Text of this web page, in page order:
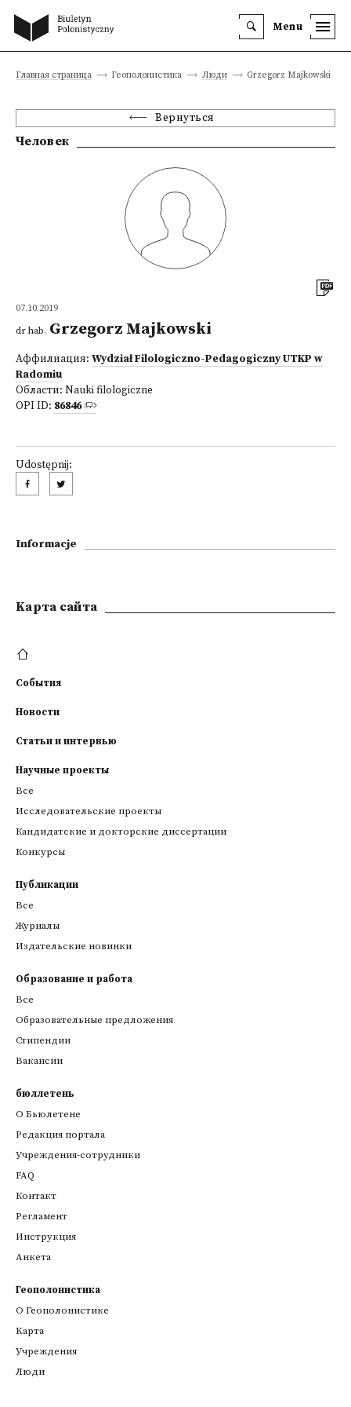
Menu
Главная страница Геополонистика Люди Grzegorz Majkowski
Вернуться
Человек
07.10.2019
dr hab. Grzegorz Majkowski
Аффилиация: Wydział Filologiczno-Pedagogiczny UTKP w
Radomiu
Области: Nauki filologiczne
OPI ID: 86846
Udostępnij:
Informacje
Kарта сайта
События
Новости
Статьи и интервью
Научные проекты
Все
Исследовательские проекты
Кандидатские и докторские диссертации
Конкурсы
Публикации
Все
Журналы
Издательские новинки
Образование и работа
Все
Образовательные предложения
Стипендии
Вакансии
бюллетень
О Бьюлетене
Редакция портала
Учреждения-сотрудники
FAQ
Контакт
Регламент
Инструкция
Анкета
Геополонистика
О Геополонистике
Kарта
Учреждения
Люди